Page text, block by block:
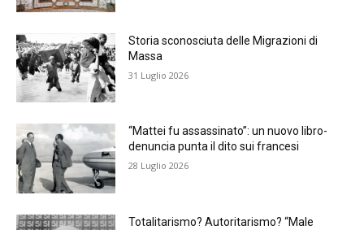
Storia sconosciuta delle Migrazioni di
Massa
31 Luglio 2026
“Mattei fu assassinato”: un nuovo libro-
denuncia punta il dito sui francesi
28 Luglio 2026
Totalitarismo? Autoritarismo? “Male